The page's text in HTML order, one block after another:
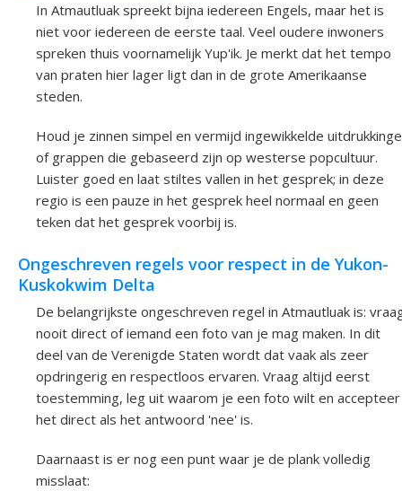
In Atmautluak spreekt bijna iedereen Engels, maar het is
niet voor iedereen de eerste taal. Veel oudere inwoners
spreken thuis voornamelijk Yup'ik. Je merkt dat het tempo
van praten hier lager ligt dan in de grote Amerikaanse
steden.
Houd je zinnen simpel en vermijd ingewikkelde
of grappen die gebaseerd zijn op westerse popcultuur.
Luister goed en laat stiltes vallen in het gesprek; in deze
regio is een pauze in het gesprek heel normaal en geen
teken dat het gesprek voorbij is.
Ongeschreven regels voor respect in de Yukon-
Kuskokwim Delta
De belangrijkste ongeschreven regel in Atmautluak is:
nooit direct of iemand een foto van je mag maken. In dit
deel van de Verenigde Staten wordt dat vaak als zeer
opdringerig en respectloos ervaren. Vraag altijd eerst
toestemming, leg uit waarom je een foto wilt en accepteer
het direct als het antwoord 'nee' is.
Daarnaast is er nog een punt waar je de plank volledig
misslaat: